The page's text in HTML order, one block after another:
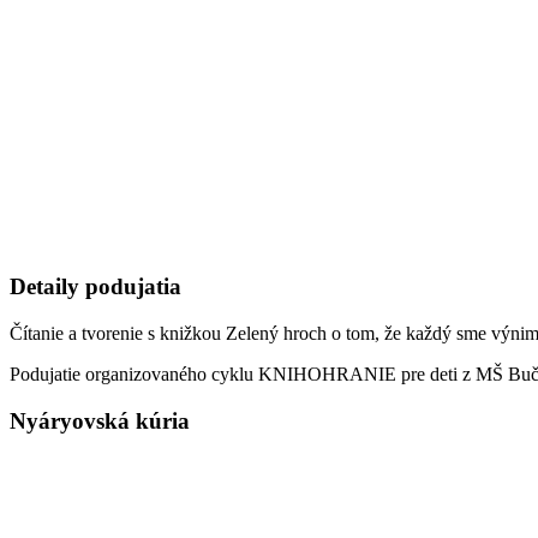
Detaily podujatia
Čítanie a tvorenie s knižkou Zelený hroch o tom, že každý sme
Podujatie organizovaného cyklu KNIHOHRANIE pre deti z MŠ
Nyáryovská kúria